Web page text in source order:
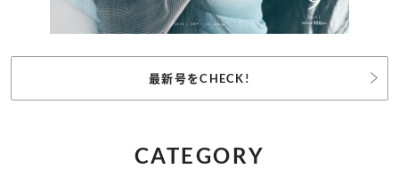
最新号をCHECK!
CATEGORY